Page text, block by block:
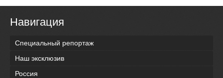
Навигация
Специальный репортаж
Наш эксклюзив
Россия